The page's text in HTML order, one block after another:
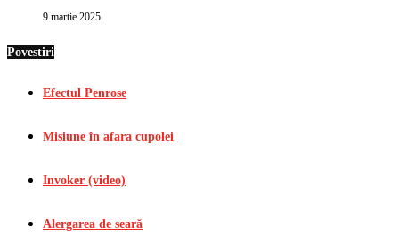
9 martie 2025
Povestiri
Efectul Penrose
Misiune în afara cupolei
Invoker (video)
Alergarea de seară